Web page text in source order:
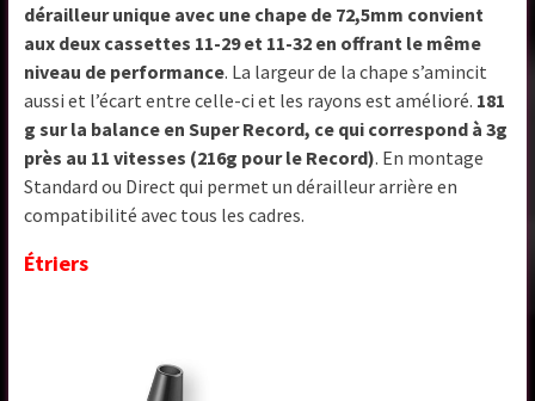
dérailleur unique avec une chape de 72,5mm convient
aux deux cassettes 11-29 et 11-32 en offrant le même
niveau de performance. La largeur de la chape s’amincit
aussi et l’écart entre celle-ci et les rayons est amélioré. 181
g sur la balance en Super Record, ce qui correspond à 3g
près au 11 vitesses (216g pour le Record). En montage
Standard ou Direct qui permet un dérailleur arrière en
compatibilité avec tous les cadres.
Étriers